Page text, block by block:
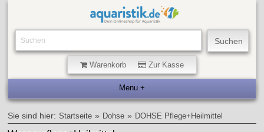
Warenkorb Zur Kasse
Sie sind hier: Startseite » Dohse » DOHSE Pflege+Heilmittel